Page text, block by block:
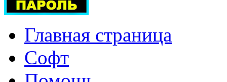
Главная страница
Софт